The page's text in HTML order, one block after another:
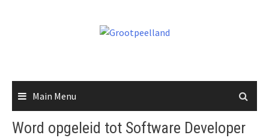
Main Menu
Word opgeleid tot Software Developer